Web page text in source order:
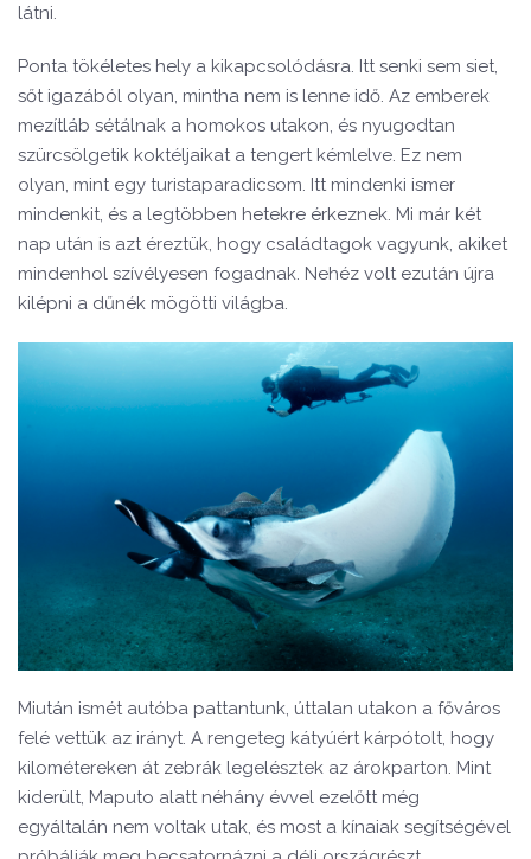
látni.
Ponta tökéletes hely a kikapcsolódásra. Itt senki sem siet,
sőt igazából olyan, mintha nem is lenne idő. Az emberek
mezítláb sétálnak a homokos utakon, és nyugodtan
szürcsölgetik koktéljaikat a tengert kémlelve. Ez nem
olyan, mint egy turistaparadicsom. Itt mindenki ismer
mindenkit, és a legtöbben hetekre érkeznek. Mi már két
nap után is azt éreztük, hogy családtagok vagyunk, akiket
mindenhol szívélyesen fogadnak. Nehéz volt ezután újra
kilépni a dűnék mögötti világba.
Miután ismét autóba pattantunk, úttalan utakon a főváros
felé vettük az irányt. A rengeteg kátyúért kárpótolt, hogy
kilométereken át zebrák legelésztek az árokparton. Mint
kiderült, Maputo alatt néhány évvel ezelőtt még
egyáltalán nem voltak utak, és most a kínaiak segítségével